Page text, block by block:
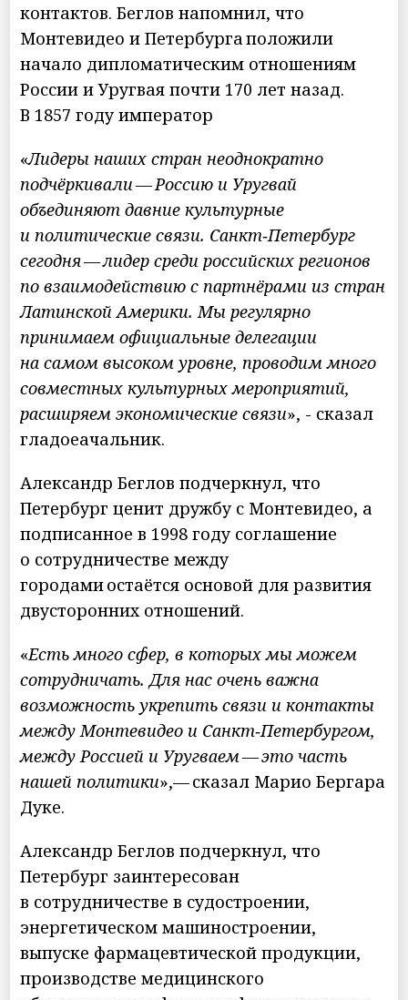
контактов. Беглов напомнил, что
Монтевидео и Петербурга положили
начало дипломатическим отношениям
России и Уругвая почти 170 лет назад.
В 1857 году император
«Лидеры наших стран неоднократно
подчёркивали — Россию и Уругвай
объединяют давние культурные
и политические связи. Санкт‑Петербург
сегодня — лидер среди российских регионов
по взаимодействию с партнёрами из стран
Латинской Америки. Мы регулярно
принимаем официальные делегации
на самом высоком уровне, проводим много
совместных культурных мероприятий,
расширяем экономические связи», - сказал
гладоеачальник.
Александр Беглов подчеркнул, что
Петербург ценит дружбу с Монтевидео, а
подписанное в 1998 году соглашение
о сотрудничестве между
городами остаётся основой для развития
двусторонних отношений.
«Есть много сфер, в которых мы можем
сотрудничать. Для нас очень важна
возможность укрепить связи и контакты
между Монтевидео и Санкт‑Петербургом,
между Россией и Уругваем — это часть
нашей политики»,— сказал Марио Бергара
Дуке.
Александр Беглов подчеркнул, что
Петербург заинтересован
в сотрудничестве в судостроении,
энергетическом машиностроении,
выпуске фармацевтической продукции,
производстве медицинского